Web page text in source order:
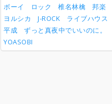
ボーイ
ロック 椎名林檎 邦楽
ヨルシカ
J-ROCK ライブハウス
平成
ずっと真夜中でいいのに。
YOASOBI